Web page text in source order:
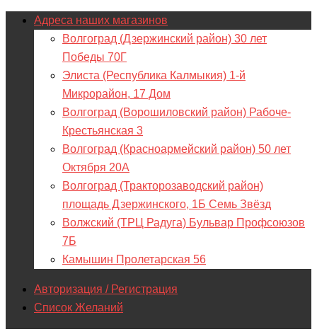
Адреса наших магазинов
Волгоград (Дзержинский район) 30 лет
Победы 70Г
Элиста (Республика Калмыкия) 1-й
Микрорайон, 17 Дом
Волгоград (Ворошиловский район) Рабоче-
Крестьянская 3
Волгоград (Красноармейский район) 50 лет
Октября 20А
Волгоград (Тракторозаводский район)
площадь Дзержинского, 1Б Семь Звёзд
Волжский (ТРЦ Радуга) Бульвар Профсоюзов
7Б
Камышин Пролетарская 56
Авторизация / Регистрация
Список Желаний